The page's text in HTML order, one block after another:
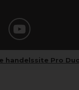
handelssite Pro